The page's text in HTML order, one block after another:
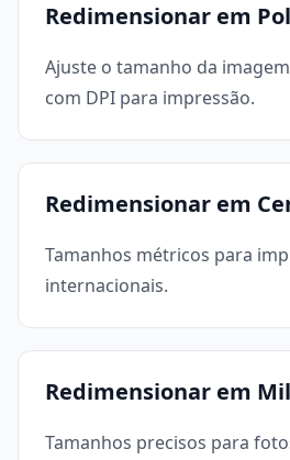
Redimensionar em
Ajuste o tamanho da
com DPI para impressão.
Redimensionar em
Tamanhos métricos para
internacionais.
Redimensionar em
Tamanhos precisos para